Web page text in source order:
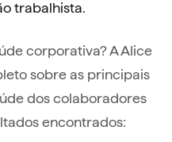
trabalhista.
corporativa? A Alice
sobre as principais
dos colaboradores
encontrados: